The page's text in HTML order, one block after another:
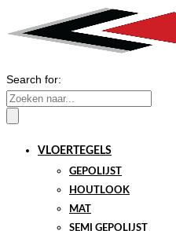
Search for:
VLOERTEGELS
GEPOLIJST
HOUTLOOK
MAT
SEMI GEPOLIJST